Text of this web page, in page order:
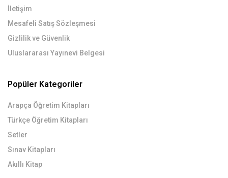
İletişim
Mesafeli Satış Sözleşmesi
Gizlilik ve Güvenlik
Uluslararası Yayınevi Belgesi
Popüler Kategoriler
Arapça Öğretim Kitapları
Türkçe Öğretim Kitapları
Setler
Sınav Kitapları
Akıllı Kitap